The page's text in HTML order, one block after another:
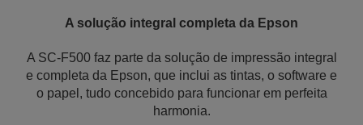
A solução integral completa da Epson
A SC-F500 faz parte da solução de impressão integral
e completa da Epson, que inclui as tintas, o software e
o papel, tudo concebido para funcionar em perfeita
harmonia.